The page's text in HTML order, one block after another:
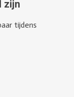
zijn
tijdens